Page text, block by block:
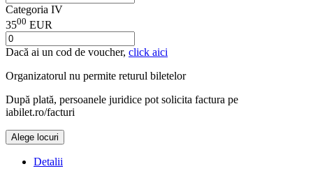
Categoria IV
3500 EUR
Dacă ai un cod de voucher, click aici
Organizatorul nu permite returul biletelor
După plată, persoanele juridice pot solicita factura pe
iabilet.ro/facturi
Alege locuri
Detalii